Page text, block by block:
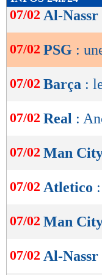
de la
Lu
de
OK
07/02 Al-Nassr
07/02 PSG :
07/02 Barça :
07/02 Real :
07/02 Man
07/02 Atletico
07/02 Man
07/02 Al-Nassr